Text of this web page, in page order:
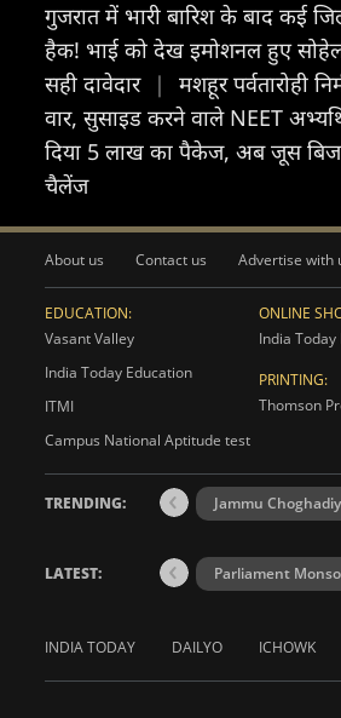
गुजरात में भारी बारिश के बाद कई
हैक! भाई को देख इमोशनल हुए
सही दावेदार | मशहूर पर्वतारोही
वार, सुसाइड करने वाले NEET
दिया 5 लाख का पैकेज, अब जूस
चैलेंज
About us Contact us Advertise with
EDUCATION:
Vasant Valley
India Today Education
ITMI
Campus National Aptitude test
ONLINE
India
PRINTING:
Thomson
TRENDING: Jammu
LATEST: Parliament
INDIA TODAY DAILYO ICHOWK